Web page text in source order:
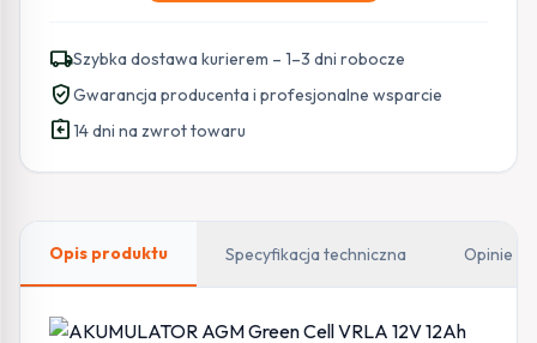
Green
Cell
VRLA
12V
local_shippingSzybka dostawa kurierem – 1–3 dni robocze
verified_userGwarancja producenta i profesjonalne wsparcie
assignment_return14 dni na zwrot towaru
Opis produktu Specyfikacja techniczna Opinie